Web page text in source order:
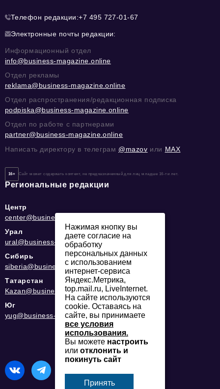
Телефон редакции:+7 495 727-01-67
Электронные почты редакции:
Информационный отдел
info@business-magazine.online
Отдел рекламы
reklama@business-magazine.online
Отдел распространения/редакционная подписка
podpiska@business-magazine.online
Отдел по работе с партнерами
partner@business-magazine.online
Написать директору в телеграм @mazov или MAX
16+ Сайт может содержать контент, не предназначенный для лиц младше 16-ти лет.
Региональные редакции
Центр
center@business-magazine.online
Урал
ural@business-magazine.online
Сибирь
siberia@business-magazine.online
Татарстан
Kazan@business-magazine.online
Юг
yug@business-magazine.online
Нажимая кнопку вы
даете согласие на
обработку
персональных данных
с использованием
интернет-сервиса
Яндекс.Метрика,
top.mail.ru, LiveInternet.
На сайте используются
cookie. Оставаясь на
сайте, вы принимаете
все условия
использования.
Вы можете настроить
или отклонить и
покинуть сайт
Принять